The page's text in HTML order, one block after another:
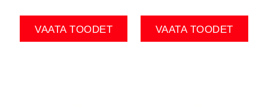
VAATA TOODET VAATA TOODET